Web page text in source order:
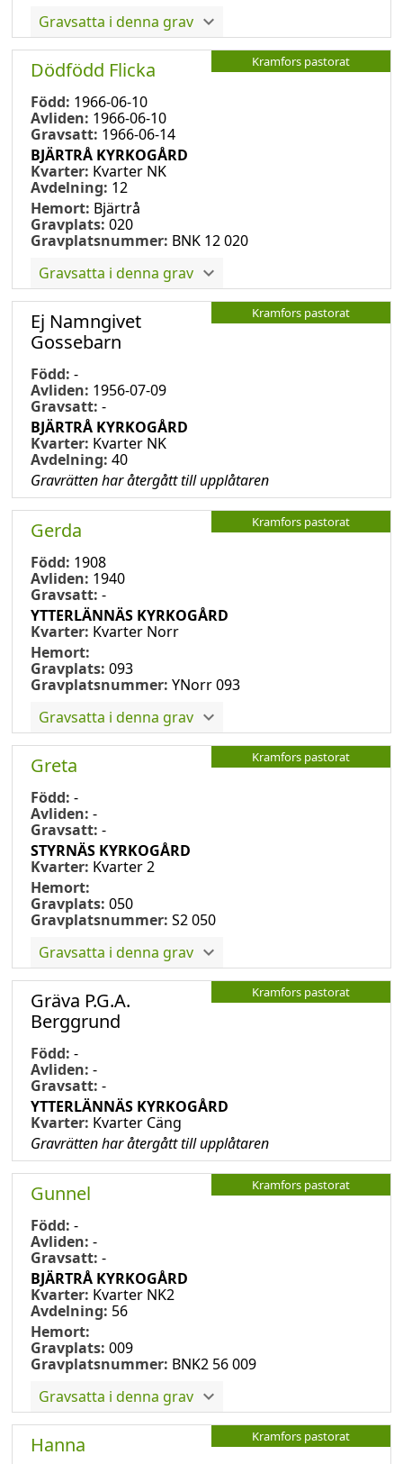
Gravsatta i denna grav
Kramfors pastorat
Dödfödd Flicka
Född: 1966-06-10
Avliden: 1966-06-10
Gravsatt: 1966-06-14
BJÄRTRÅ KYRKOGÅRD
Kvarter: Kvarter NK
Avdelning: 12
Hemort: Bjärtrå
Gravplats: 020
Gravplatsnummer: BNK 12 020
Gravsatta i denna grav
Kramfors pastorat
Ej Namngivet
Gossebarn
Född: -
Avliden: 1956-07-09
Gravsatt: -
BJÄRTRÅ KYRKOGÅRD
Kvarter: Kvarter NK
Avdelning: 40
Gravrätten har återgått till upplåtaren
Kramfors pastorat
Gerda
Född: 1908
Avliden: 1940
Gravsatt: -
YTTERLÄNNÄS KYRKOGÅRD
Kvarter: Kvarter Norr
Hemort:
Gravplats: 093
Gravplatsnummer: YNorr 093
Gravsatta i denna grav
Kramfors pastorat
Greta
Född: -
Avliden: -
Gravsatt: -
STYRNÄS KYRKOGÅRD
Kvarter: Kvarter 2
Hemort:
Gravplats: 050
Gravplatsnummer: S2 050
Gravsatta i denna grav
Kramfors pastorat
Gräva P.G.A.
Berggrund
Född: -
Avliden: -
Gravsatt: -
YTTERLÄNNÄS KYRKOGÅRD
Kvarter: Kvarter Cäng
Gravrätten har återgått till upplåtaren
Kramfors pastorat
Gunnel
Född: -
Avliden: -
Gravsatt: -
BJÄRTRÅ KYRKOGÅRD
Kvarter: Kvarter NK2
Avdelning: 56
Hemort:
Gravplats: 009
Gravplatsnummer: BNK2 56 009
Gravsatta i denna grav
Kramfors pastorat
Hanna